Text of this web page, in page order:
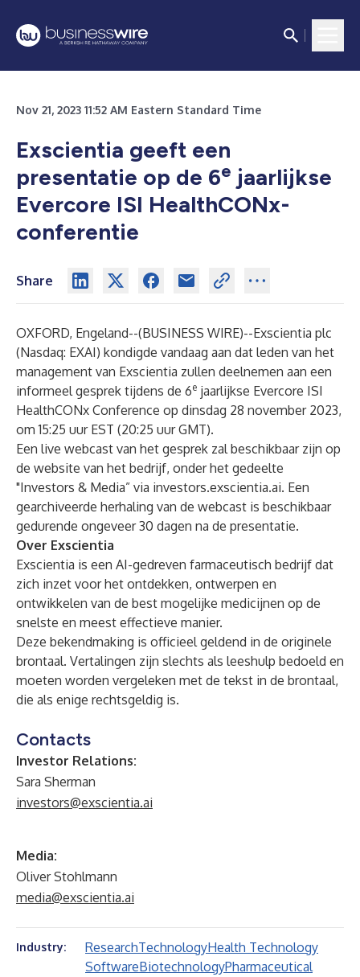
Nov 21, 2023 11:52 AM Eastern Standard Time
Exscientia geeft een
presentatie op de 6e jaarlijkse
Evercore ISI HealthCONx-
conferentie
Share
OXFORD, Engeland--(BUSINESS WIRE)--Exscientia plc
(Nasdaq: EXAI) kondigde vandaag aan dat leden van het
management van Exscientia zullen deelnemen aan een
informeel gesprek tijdens de 6e jaarlijkse Evercore ISI
HealthCONx Conference op dinsdag 28 november 2023,
om 15:25 uur EST (20:25 uur GMT).
Een live webcast van het gesprek zal beschikbaar zijn op
de website van het bedrijf, onder het gedeelte
"Investors & Media” via investors.exscientia.ai. Een
gearchiveerde herhaling van de webcast is beschikbaar
gedurende ongeveer 30 dagen na de presentatie.
Over Exscientia
Exscientia is een AI-gedreven farmaceutisch bedrijf dat
zich inzet voor het ontdekken, ontwerpen en
ontwikkelen van de best mogelijke medicijnen op de
snelste en meest effectieve manier.
Deze bekendmaking is officieel geldend in de originele
brontaal. Vertalingen zijn slechts als leeshulp bedoeld en
moeten worden vergeleken met de tekst in de brontaal,
die als enige rechtsgeldig is.
Contacts
Investor Relations:
Sara Sherman
investors@exscientia.ai
Media:
Oliver Stohlmann
media@exscientia.ai
Industry: ResearchTechnologyHealth Technology
SoftwareBiotechnologyPharmaceutical